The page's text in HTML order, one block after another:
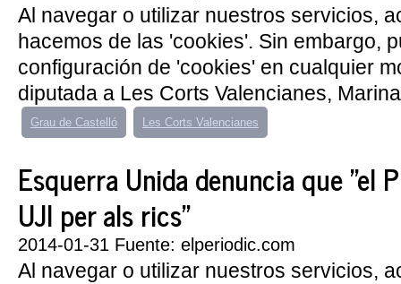
Al navegar o utilizar nuestros servicios,
hacemos de las 'cookies'. Sin embargo,
configuración de 'cookies' en cualquier
diputada a Les Corts Valencianes,
Grau de Castelló Les Corts Valencianes
Esquerra Unida denuncia que "el
UJI per als rics"
2014-01-31 Fuente: elperiodic.com
Al navegar o utilizar nuestros servicios,